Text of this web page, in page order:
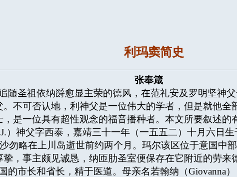
利玛窦简史
张奉箴
圣祖依纳爵愈显主荣的德风，在范礼安及罗明坚神
不可否认地，利神父是一位伟大的学者，但是就他
是一位具有超性观念的福音播种者。本文所要叙述的
）神父字西泰，嘉靖三十一年（一五五二）十月六日
勿略在上川岛逝世前约两个月。玛尔该区位于意国中
，事主颇见诚恳，纳匝肋圣室便保存在它附近的劳来
市长和省长，精于医道。母亲名若翰纳（Giovanna